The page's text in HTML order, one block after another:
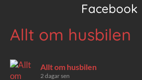
Facebook
Allt om husbilen
Allt om husbilen
2 dagar sen